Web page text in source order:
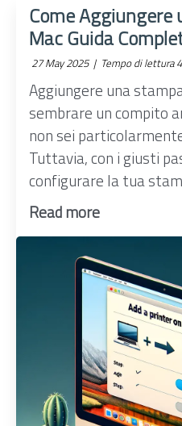
Come Aggiungere
Mac Guida
27 May 2025 | Tempo di lettura
Aggiungere una
sembrare un compito
non sei
Tuttavia, con i giusti
configurare la tua
Read more